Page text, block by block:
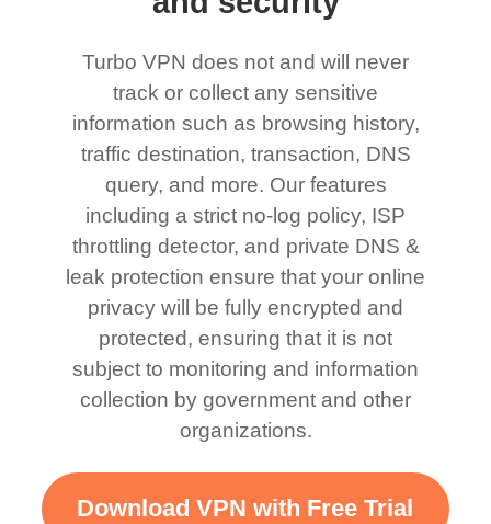
Turbo VPN does not and will never
track or collect any sensitive
information such as browsing history,
traffic destination, transaction, DNS
query, and more. Our features
including a strict no-log policy, ISP
throttling detector, and private DNS &
leak protection ensure that your online
privacy will be fully encrypted and
protected, ensuring that it is not
subject to monitoring and information
collection by government and other
organizations.
Download VPN with Free Trial